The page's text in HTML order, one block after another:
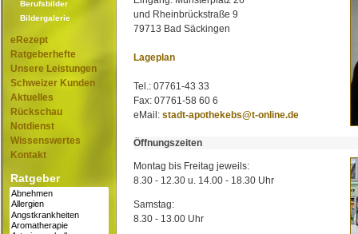
Berufsbilder
Bildergalerie
eRezept
Ratgeberhefte
Unsere Leistungen
Schweizer Kunden
Aktuelles
Rückschau
Notdienst
Wissenswertes
Kontakt
Ratgeber
und Rheinbrückstraße 9
79713 Bad Säckingen
Lageplan
Tel.: 07761-43 33
Fax: 07761-58 60 6
eMail: stadt-apothekebs@t-online.de
Öffnungszeiten
Montag bis Freitag jeweils:
8.30 - 12.30 u. 14.00 - 18.30 Uhr
Samstag:
8.30 - 13.00 Uhr